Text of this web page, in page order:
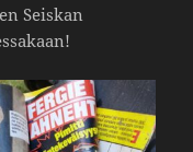
Seiskan